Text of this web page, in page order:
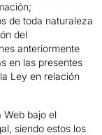
de toda naturaleza
del
anteriormente
en las presentes
Ley en relación
Web bajo el
siendo estos los